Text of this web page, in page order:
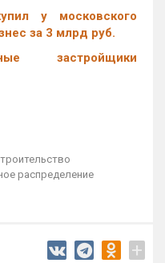
у московского
за 3 млрд руб.
застройщики
распределение
+